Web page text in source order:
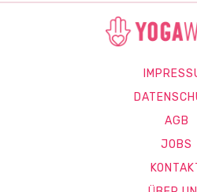
AGB
JOBS